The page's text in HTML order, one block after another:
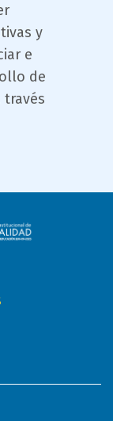
y
e
de
través